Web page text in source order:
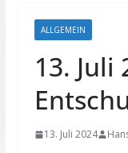
ALLGEMEIN
13. Juli
13. Juli 2024